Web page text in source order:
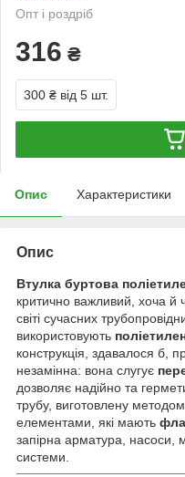
Опт і роздріб
316 ₴
300 ₴ від 5 шт.
Опис Характеристики
Опис
Втулка буртова
критично важливий, хоча й
світі сучасних
використовують
конструкція, здавалося б,
незамінна: вона слугує
дозволяє надійно та
трубу, виготовлену методом
елементами, які мають
запірна арматура, насоси,
системи.